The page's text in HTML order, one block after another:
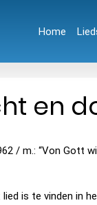
Home
en
/ m.: “Von Gott
is te vinden in